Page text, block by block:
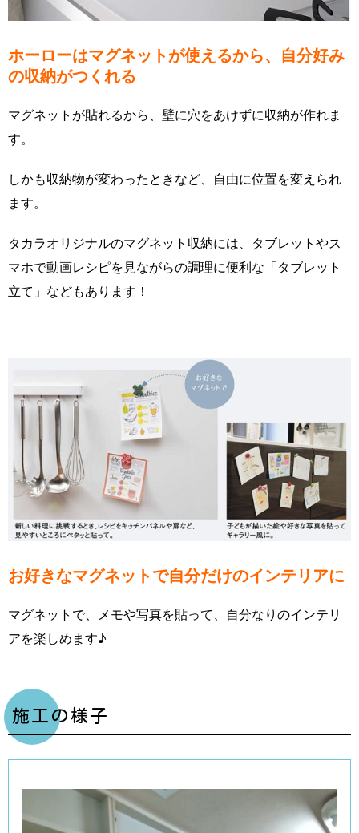
ホーローはマグネットが使えるから、自分好み
の収納がつくれる
マグネットが貼れるから、壁に穴をあけずに収納が作れま
す。
しかも収納物が変わったときなど、自由に位置を変えられ
ます。
タカラオリジナルのマグネット収納には、タブレットやス
マホで動画レシピを見ながらの調理に便利な「タブレット
立て」などもあります！
お好きなマグネットで自分だけのインテリアに
マグネットで、メモや写真を貼って、自分なりのインテリ
アを楽しめます♪
施工の様子